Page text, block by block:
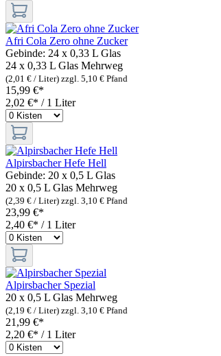
Afri Cola Zero ohne Zucker
Gebinde: 24 x 0,33 L Glas
24 x 0,33 L Glas Mehrweg
(2,01 € / Liter) zzgl. 5,10 € Pfand
15,99 €*
2,02 €* / 1 Liter
Alpirsbacher Hefe Hell
Gebinde: 20 x 0,5 L Glas
20 x 0,5 L Glas Mehrweg
(2,39 € / Liter) zzgl. 3,10 € Pfand
23,99 €*
2,40 €* / 1 Liter
Alpirsbacher Spezial
20 x 0,5 L Glas Mehrweg
(2,19 € / Liter) zzgl. 3,10 € Pfand
21,99 €*
2,20 €* / 1 Liter